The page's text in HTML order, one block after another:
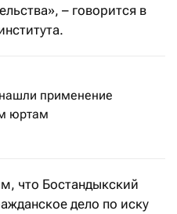
– говорится в
применение
юртам
что Бостандыкский
дело по иску